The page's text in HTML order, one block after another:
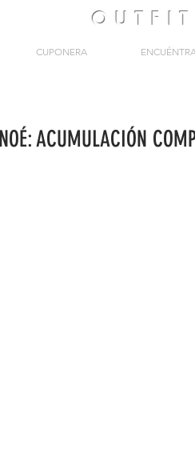
OUTFIT
CUPONERA
ACUMULACIÓN